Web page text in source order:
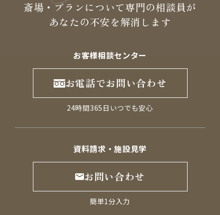
斎場・プランについて専門の相談員が
あなたの不安を解消します
お客様相談センター
お電話でお問い合わせ
24時間365日いつでも安心
資料請求・施設見学
お問い合わせ
簡単1分入力